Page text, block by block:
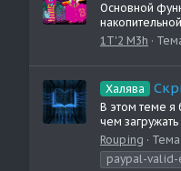
Основной
1T'2 M3h
Халява
В этом теме я
чем
Rouping
Тема
paypal-